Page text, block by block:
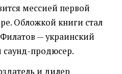
мессией первой
Обложкой книги стал
— украинский
саунд-продюсер.
и дилер